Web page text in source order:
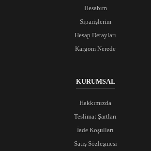
Hesabım
Siparişlerim
Hesap Detayları
Kargom Nerede
KURUMSAL
Hakkımızda
Teslimat Şartları
İade Koşulları
Satış Sözleşmesi